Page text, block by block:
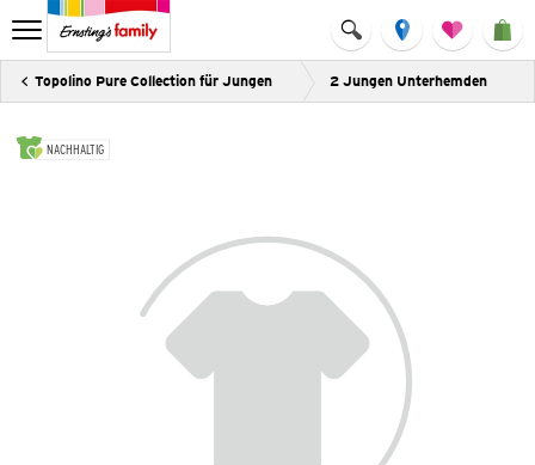
Topolino Pure Collection für Jungen 2 Jungen Unterhemden
NACHHALTIG